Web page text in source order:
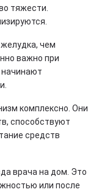
тяжести.
чем
важно при
комплексно. Они
способствуют
средств
врача на дом. Это
или после